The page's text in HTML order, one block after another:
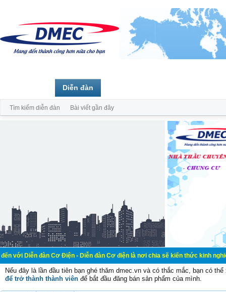
đàn Cơ Điện - Diễn đàn Cơ điện là nơi chia sẽ kiến thức kinh nghiệm
Nếu đây là lần đầu tiên bạn ghé thăm dmec.vn và có thắc mắc, bạn có
để trở thành thành viên để bắt đầu đăng bán sản phẩm của mình.
Diễn đàn
Tìm kiếm diễn đàn Bài viết gần đây